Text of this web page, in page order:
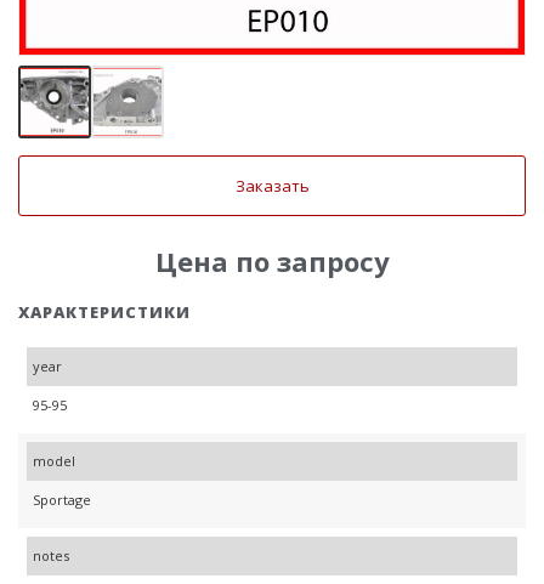
Заказать
Цена по запросу
ХАРАКТЕРИСТИКИ
year
95-95
model
Sportage
notes